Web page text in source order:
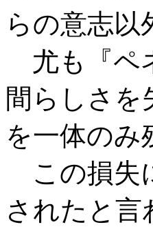
らの意志以
尤も『ペ
間らしさを
を一体のみ
この損失
されたと言